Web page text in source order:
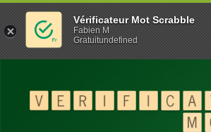
Vérificateur Mot Scrabble
Fabien M
Gratuitundefined